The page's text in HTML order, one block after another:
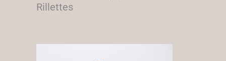
Rillettes